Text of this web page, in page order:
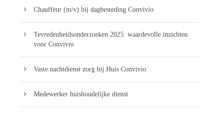
Chauffeur (m/v) bij dagbesteding Convivio
Tevredenheidsonderzoeken 2025: waardevolle inzichten
voor Convivio
Vaste nachtdienst zorg bij Huis Convivio
Medewerker huishoudelijke dienst